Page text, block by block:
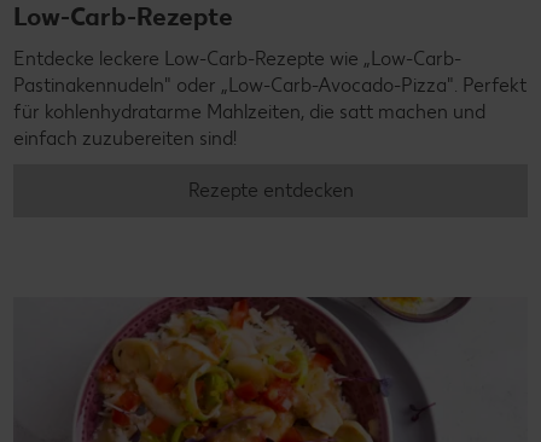
Low-Carb-Rezepte
Entdecke leckere Low-Carb-Rezepte wie „Low-Carb-
Pastinakennudeln" oder „Low-Carb-Avocado-Pizza". Perfekt
für kohlenhydratarme Mahlzeiten, die satt machen und
einfach zuzubereiten sind!
Rezepte entdecken